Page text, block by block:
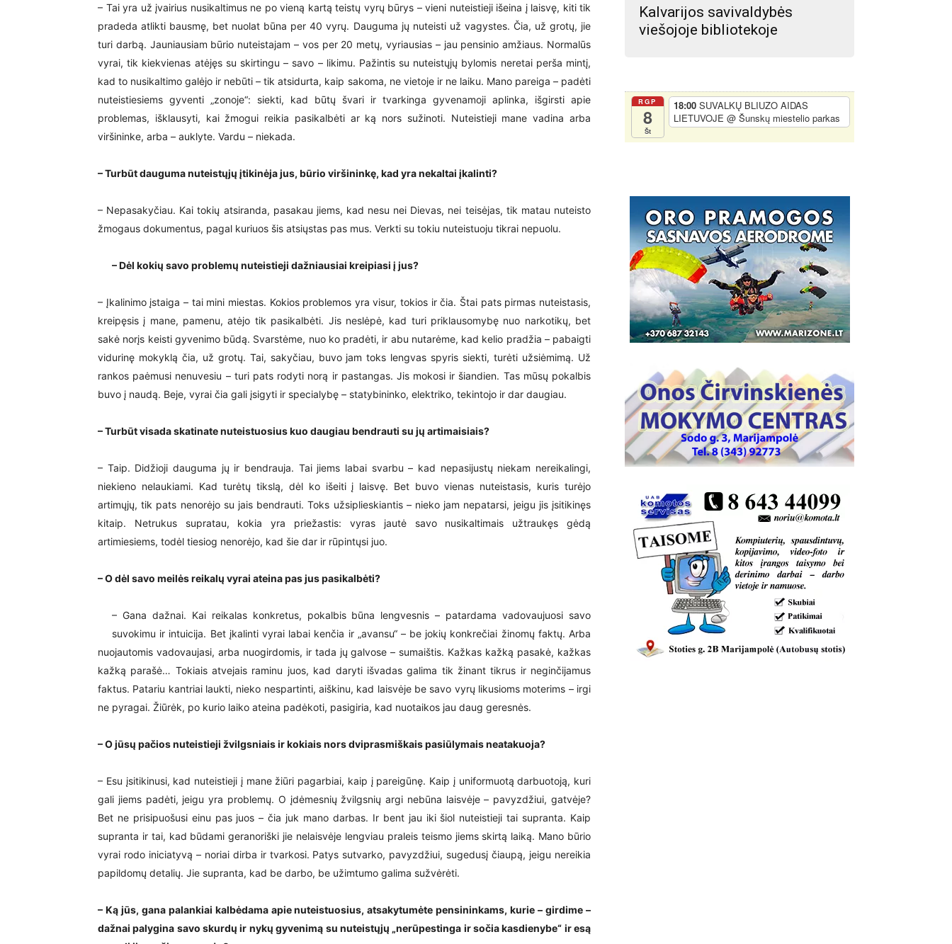
– Tai yra už įvairius nusikaltimus ne po vieną kartą teistų vyrų būrys – vieni nuteistieji išeina į laisvę, kiti tik
pradeda atlikti bausmę, bet nuolat būna per 40 vyrų. Dauguma jų nuteisti už vagystes. Čia, už grotų, jie
turi darbą. Jauniausiam būrio nuteistajam – vos per 20 metų, vyriausias – jau pensinio amžiaus. Normalūs
vyrai, tik kiekvienas atėjęs su skirtingu – savo – likimu. Pažintis su nuteistųjų bylomis neretai perša mintį,
kad to nusikaltimo galėjo ir nebūti – tik atsidurta, kaip sakoma, ne vietoje ir ne laiku. Mano pareiga – padėti
nuteistiesiems gyventi „zonoje“: siekti, kad būtų švari ir tvarkinga gyvenamoji aplinka, išgirsti apie
problemas, išklausyti, kai žmogui reikia pasikalbėti ar ką nors sužinoti. Nuteistieji mane vadina arba
viršininke, arba – auklyte. Vardu – niekada.
– Turbūt dauguma nuteistųjų įtikinėja jus, būrio viršininkę, kad yra nekaltai įkalinti?
– Nepasakyčiau. Kai tokių atsiranda, pasakau jiems, kad nesu nei Dievas, nei teisėjas, tik matau nuteisto
žmogaus dokumentus, pagal kuriuos šis atsiųstas pas mus. Verkti su tokiu nuteistuoju tikrai nepuolu.
– Dėl kokių savo problemų nuteistieji dažniausiai kreipiasi į jus?
– Įkalinimo įstaiga – tai mini miestas. Kokios problemos yra visur, tokios ir čia. Štai pats pirmas nuteistasis,
kreipęsis į mane, pamenu, atėjo tik pasikalbėti. Jis neslėpė, kad turi priklausomybę nuo narkotikų, bet
sakė norįs keisti gyvenimo būdą. Svarstėme, nuo ko pradėti, ir abu nutarėme, kad kelio pradžia – pabaigti
vidurinę mokyklą čia, už grotų. Tai, sakyčiau, buvo jam toks lengvas spyris siekti, turėti užsiėmimą. Už
rankos paėmusi nenuvesiu – turi pats rodyti norą ir pastangas. Jis mokosi ir šiandien. Tas mūsų pokalbis
buvo į naudą. Beje, vyrai čia gali įsigyti ir specialybę – statybininko, elektriko, tekintojo ir dar daugiau.
– Turbūt visada skatinate nuteistuosius kuo daugiau bendrauti su jų artimaisiais?
– Taip. Didžioji dauguma jų ir bendrauja. Tai jiems labai svarbu – kad nepasijustų niekam nereikalingi,
niekieno nelaukiami. Kad turėtų tikslą, dėl ko išeiti į laisvę. Bet buvo vienas nuteistasis, kuris turėjo
artimųjų, tik pats nenorėjo su jais bendrauti. Toks užsiplieskiantis – nieko jam nepatarsi, jeigu jis įsitikinęs
kitaip. Netrukus supratau, kokia yra priežastis: vyras jautė savo nusikaltimais užtraukęs gėdą
artimiesiems, todėl tiesiog nenorėjo, kad šie dar ir rūpintųsi juo.
– O dėl savo meilės reikalų vyrai ateina pas jus pasikalbėti?
– Gana dažnai. Kai reikalas konkretus, pokalbis būna lengvesnis – patardama vadovaujuosi savo
suvokimu ir intuicija. Bet įkalinti vyrai labai kenčia ir „avansu“ – be jokių konkrečiai žinomų faktų. Arba
nuojautomis vadovaujasi, arba nuogirdomis, ir tada jų galvose – sumaištis. Kažkas kažką pasakė, kažkas
kažką parašė… Tokiais atvejais raminu juos, kad daryti išvadas galima tik žinant tikrus ir neginčijamus
faktus. Patariu kantriai laukti, nieko nespartinti, aiškinu, kad laisvėje be savo vyrų likusioms moterims – irgi
ne pyragai. Žiūrėk, po kurio laiko ateina padėkoti, pasigiria, kad nuotaikos jau daug geresnės.
– O jūsų pačios nuteistieji žvilgsniais ir kokiais nors dviprasmiškais pasiūlymais neatakuoja?
– Esu įsitikinusi, kad nuteistieji į mane žiūri pagarbiai, kaip į pareigūnę. Kaip į uniformuotą darbuotoją, kuri
gali jiems padėti, jeigu yra problemų. O įdėmesnių žvilgsnių argi nebūna laisvėje – pavyzdžiui, gatvėje?
Bet ne prisipuošusi einu pas juos – čia juk mano darbas. Ir bent jau iki šiol nuteistieji tai supranta. Kaip
supranta ir tai, kad būdami geranoriški jie nelaisvėje lengviau praleis teismo jiems skirtą laiką. Mano būrio
vyrai rodo iniciatyvą – noriai dirba ir tvarkosi. Patys sutvarko, pavyzdžiui, sugedusį čiaupą, jeigu nereikia
papildomų detalių. Jie supranta, kad be darbo, be užimtumo galima sužvėrėti.
– Ką jūs, gana palankiai kalbėdama apie nuteistuosius, atsakytumėte pensininkams, kurie – girdime –
dažnai palygina savo skurdų ir nykų gyvenimą su nuteistųjų „nerūpestinga ir sočia kasdienybe“ ir esą
Kalvarijos savivaldybės
viešojoje bibliotekoje
RGP
8
Št
18:00 SUVALKŲ BLIUZO AIDAS
LIETUVOJE @ Šunskų miestelio parkas